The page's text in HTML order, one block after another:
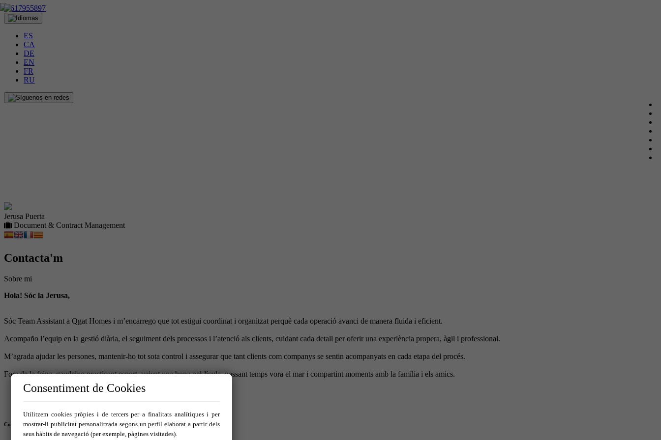
617955897
ES
CA
DE
EN
FR
RU
Jerusa Puerta
Document & Contract Management
Contacta'm
Sobre mi
Hola! Sóc la Jerusa,
Sóc Team Assistant a Qgat Homes i m’encarrego que tot estigui coordinat i organitzat perquè cada operació avanci de manera fluida i eficient.
Acompaño l’equip en la gestió diària, el seguiment dels processos i l’atenció als clients, cuidant cada detall per oferir una experiència propera, àgil i professional.
M’agrada ajudar les persones, mantenir-ho tot sota control i assegurar que tant clients com companys se sentin acompanyats en cada etapa del procés.
Fora de la feina, gaudeixo practicant esport, veient una bona pel·lícula, passant temps vora el mar i compartint moments amb la família i els amics.
Contacte
Consentiment de Cookies
Utilitzem cookies pròpies i de tercers per a finalitats analítiques i per
mostrar-li publicitat personalitzada segons un perfil elaborat a partir dels
seus hàbits de navegació (per exemple, pàgines visitades).